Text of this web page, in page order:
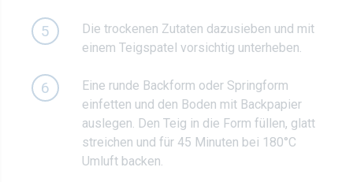
5
Die trockenen Zutaten dazusieben und mit
einem Teigspatel vorsichtig unterheben.
6
Eine runde Backform oder Springform
einfetten und den Boden mit Backpapier
auslegen. Den Teig in die Form füllen, glatt
streichen und für 45 Minuten bei 180°C
Umluft backen.